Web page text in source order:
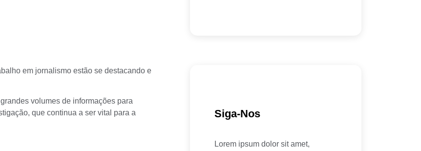
em jornalismo estão se destacando e
volumes de informações para
que continua a ser vital para a
Siga-Nos
Lorem ipsum dolor sit amet,